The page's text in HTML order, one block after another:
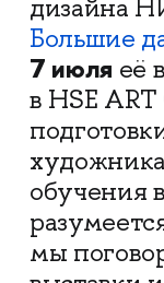
дизайна
Большие
7 июля её
в HSE
обучения
мы